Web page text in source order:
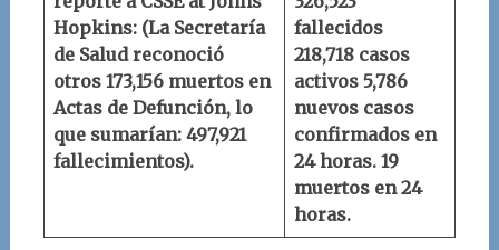
Hopkins: (La Secretaría
de Salud reconoció
otros 173,156 muertos en
Actas de Defunción, lo
que sumarían: 497,921
fallecimientos).
fallecidos
218,718 casos
activos 5,786
nuevos casos
confirmados en
24 horas. 19
muertos en 24
horas.